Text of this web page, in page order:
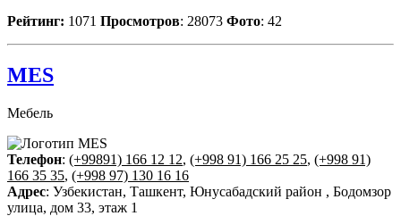
Рейтинг: 1071 Просмотров: 28073 Фото: 42
MES
Мебель
Телефон: (+99891) 166 12 12, (+998 91) 166 25 25, (+998 91)
166 35 35, (+998 97) 130 16 16
Адрес: Узбекистан, Ташкент, Юнусабадский район , Бодомзор
улица, дом 33, этаж 1